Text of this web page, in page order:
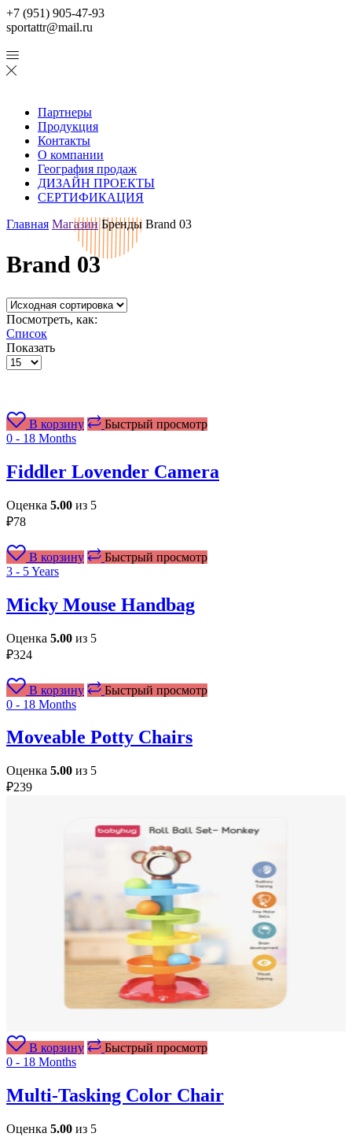
+7 (951) 905-47-93
sportattr@mail.ru
Партнеры
Продукция
Контакты
О компании
География продаж
ДИЗАЙН ПРОЕКТЫ
СЕРТИФИКАЦИЯ
Главная Магазин Бренды Brand 03
Brand 03
Посмотреть, как:
Список
Показать
В корзину
Быстрый просмотр
0 - 18 Months
Fiddler Lovender Camera
Оценка 5.00 из 5
₽78
В корзину
Быстрый просмотр
3 - 5 Years
Micky Mouse Handbag
Оценка 5.00 из 5
₽324
В корзину
Быстрый просмотр
0 - 18 Months
Moveable Potty Chairs
Оценка 5.00 из 5
₽239
В корзину
Быстрый просмотр
0 - 18 Months
Multi-Tasking Color Chair
Оценка 5.00 из 5